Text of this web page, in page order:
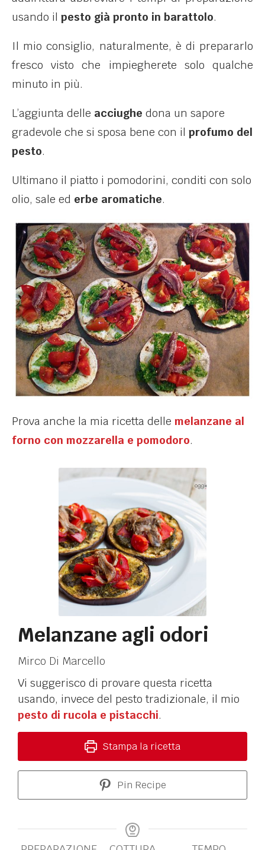
usando il pesto già pronto in barattolo.
Il mio consiglio, naturalmente, è di prepararlo
fresco visto che impiegherete solo qualche
minuto in più.
L’aggiunta delle acciughe dona un sapore
gradevole che si sposa bene con il profumo del
pesto.
Ultimano il piatto i pomodorini, conditi con solo
olio, sale ed erbe aromatiche.
Prova anche la mia ricetta delle melanzane al
forno con mozzarella e pomodoro.
Melanzane agli odori
Mirco Di Marcello
Vi suggerisco di provare questa ricetta
usando, invece del pesto tradizionale, il mio
pesto di rucola e pistacchi.
Stampa la ricetta
Pin Recipe